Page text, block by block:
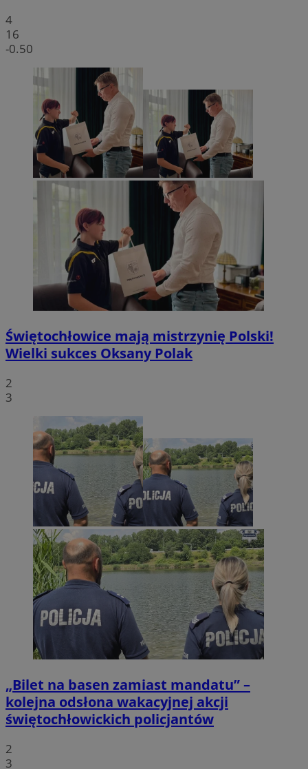
4
16
-0.50
Świętochłowice mają mistrzynię Polski!
Wielki sukces Oksany Polak
2
3
„Bilet na basen zamiast mandatu” –
kolejna odsłona wakacyjnej akcji
świętochłowickich policjantów
2
3